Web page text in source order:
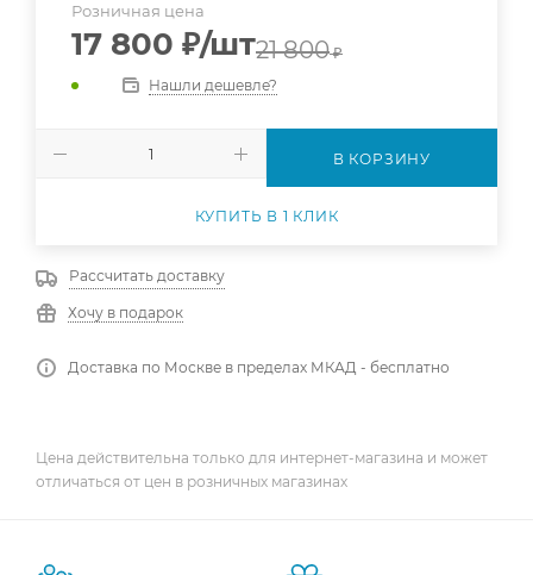
Розничная цена
17 800 ₽/шт21 800₽
Нашли дешевле?
В КОРЗИНУ
КУПИТЬ В 1 КЛИК
Рассчитать доставку
Хочу в подарок
Доставка по Москве в пределах МКАД - бесплатно
Цена действительна только для интернет-магазина и может
отличаться от цен в розничных магазинах